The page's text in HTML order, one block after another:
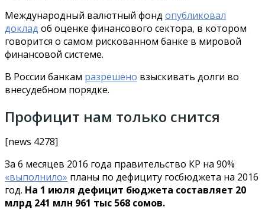
Международный валютный фонд опубликовал
доклад об оценке финансового сектора, в котором
говорится о самом рискованном банке в мировой
финансовой системе.
В России банкам разрешено взыскивать долги во
внесудебном порядке.
Профицит нам только снится
[news 4278]
За 6 месяцев 2016 года правительство КР на 90%
«выполнило» планы по дефициту госбюджета на 2016
год. На 1 июля дефицит бюджета составляет 20
млрд 241 млн 961 тыс 568 сомов.